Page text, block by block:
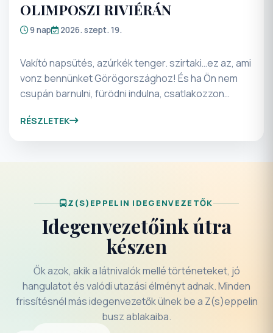
vonz bennünket Görögországhoz! És ha Ön nem
csupán barnulni, fürödni indulna, csatlakozzon
csoportunkhoz! A pihenésre is jut idő, de a 9 nap
alatt feltöltődhet valódi értékekkel: egész napos
Thesszalonikibe. Az Olimposzon Zeusz nyomában
járunk! Pihenjen és nézzen szét csodálatos
Idegenvezetőink útra
készen
hangulatot és valódi utazási élményt adnak. Minden
frissítésnél más idegenvezetők ülnek be a Z(s)eppelin
busz ablakaiba.